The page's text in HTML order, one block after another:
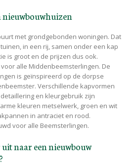
met grondgebonden woningen. Dat
in een rij, samen onder een kap
is groot en de prijzen dus ook.
alle Middenbeemsterlingen. De
is geïnspireerd op de dorpse
Verschillende kapvormen
en kleurgebruik zijn
kleuren metselwerk, groen en wit
in antraciet en rood.
voor alle Beemsterlingen.
naar een nieuwbouw